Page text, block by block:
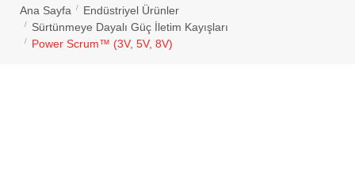
Ana Sayfa
Endüstriyel Ürünler
Sürtünmeye Dayalı Güç İletim Kayışları
Power Scrum™ (3V, 5V, 8V)